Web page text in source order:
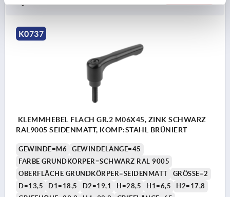
K0737
KLEMMHEBEL FLACH GR.2 M06X45, ZINK SCHWARZ
RAL9005 SEIDENMATT, KOMP:STAHL BRÜNIERT
GEWINDE=M6
GEWINDELÄNGE=45
FARBE GRUNDKÖRPER=SCHWARZ RAL 9005
OBERFLÄCHE GRUNDKÖRPER=SEIDENMATT
GRÖSSE=2
D=13,5
D1=18,5 D2=19,1 H=28,5 H1=6,5
H2=17,8